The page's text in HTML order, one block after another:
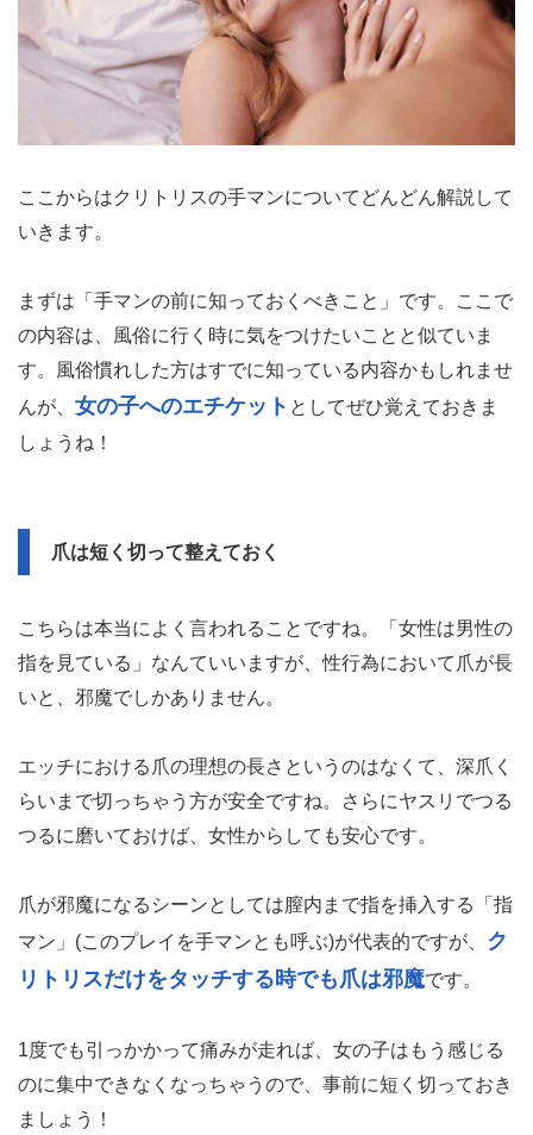
ここからはクリトリスの手マンについてどんどん解説して
いきます。
まずは「手マンの前に知っておくべきこと」です。ここで
の内容は、風俗に行く時に気をつけたいことと似ていま
す。風俗慣れした方はすでに知っている内容かもしれませ
んが、 女の子へのエチケット としてぜひ覚えておきま
しょうね！
爪は短く切って整えておく
こちらは本当によく言われることですね。「女性は男性の
指を見ている」なんていいますが、性行為において爪が長
いと、邪魔でしかありません。
エッチにおける爪の理想の長さというのはなくて、深爪く
らいまで切っちゃう方が安全ですね。さらにヤスリでつる
つるに磨いておけば、女性からしても安心です。
爪が邪魔になるシーンとしては膣内まで指を挿入する「指
マン」(このプレイを手マンとも呼ぶ)が代表的ですが、 ク
リトリスだけをタッチする時でも爪は邪魔です。
1度でも引っかかって痛みが走れば、女の子はもう感じる
のに集中できなくなっちゃうので、事前に短く切っておき
ましょう！